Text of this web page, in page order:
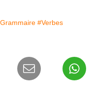
#Verbes